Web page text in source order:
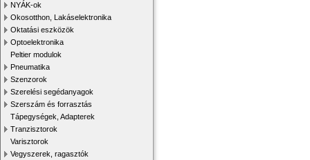
NYÁK-ok
Okosotthon, Lakáselektronika
Oktatási eszközök
Optoelektronika
Peltier modulok
Pneumatika
Szenzorok
Szerelési segédanyagok
Szerszám és forrasztás
Tápegységek, Adapterek
Tranzisztorok
Varisztorok
Vegyszerek, ragasztók